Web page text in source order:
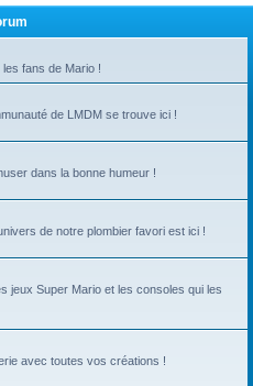
fans de Mario !
de LMDM se trouve ici !
dans la bonne humeur !
de notre plombier favori est ici !
jeux Super Mario et les consoles qui les
avec toutes vos créations !